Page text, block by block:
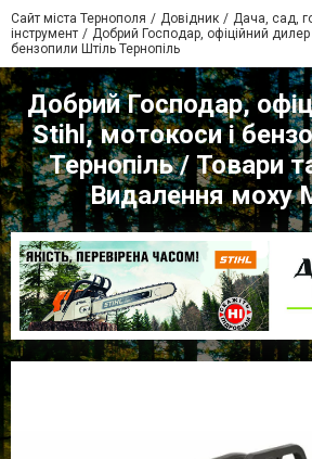
Сайт міста Тернополя Довідник Дача, сад,
інструмент
Добрий Господар, офіційний дилер
бензопили Штіль Тернопіль
Добрий Господар,
Stihl, мотокоси і
Тернопіль / Товари
Видалення моху